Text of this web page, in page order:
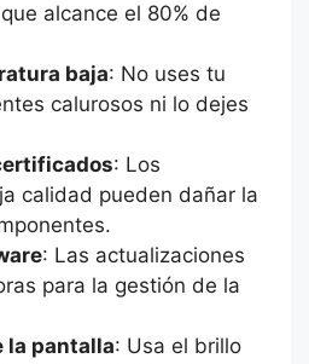
alcance el 80% de
baja: No uses tu
calurosos ni lo dejes
: Los
calidad pueden dañar la
: Las actualizaciones
para la gestión de la
la pantalla: Usa el brillo